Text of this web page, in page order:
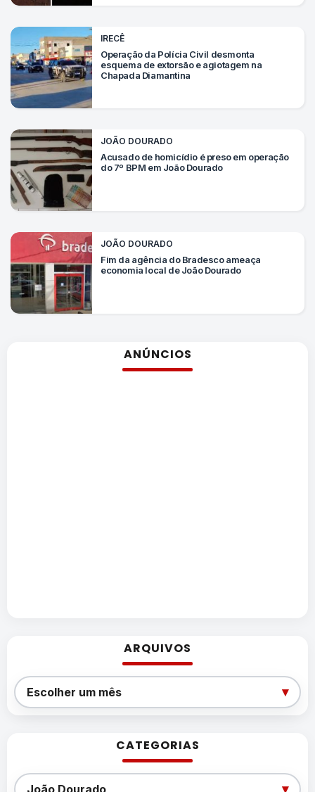
IRECÊ
Operação da Polícia Civil desmonta
esquema de extorsão e agiotagem na
Chapada Diamantina
JOÃO DOURADO
Acusado de homicídio é preso em operação
do 7º BPM em João Dourado
JOÃO DOURADO
Fim da agência do Bradesco ameaça
economia local de João Dourado
ANÚNCIOS
ARQUIVOS
Arquivos
Escolher um mês ▾
CATEGORIAS
Categorias
João Dourado ▾